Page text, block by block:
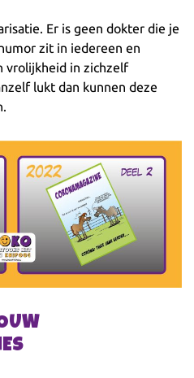
Er is geen dokter die je
zit in iedereen en
vrolijkheid in zichzelf
lukt dan kunnen deze